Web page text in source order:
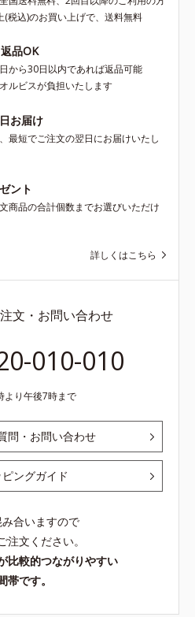
(税込)のお買い上げで、送料無料
品OK
から30日以内であれば返品可能
ルビスが負担いたします
お届け
最短でご注文の翌日にお届けいたし
ント
商品の合計個数までお選びいただけ
詳しくはこちら
文・お問い合わせ
010-010
より午後7時まで
問・お問い合わせ
ングガイド
み合いますので
注文ください。
比較的つながりやすい
帯です。